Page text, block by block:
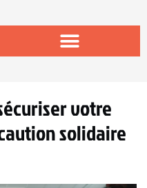
votre
solidaire